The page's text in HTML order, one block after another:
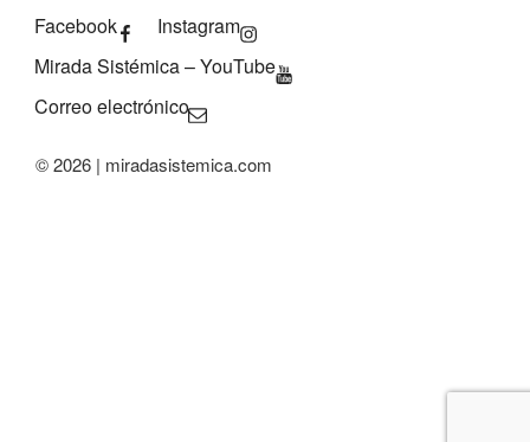
Facebook
Instagram
Mirada Sistémica – YouTube
Correo electrónico
© 2026 | miradasistemica.com